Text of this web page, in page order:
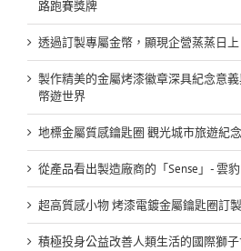
路跑賽獎牌
透過訂製專屬金幣，顯現企營蒸蒸日
製作精美的金屬烤漆徽章深具紀念意
幣遊世界
地標金屬質感鑰匙圈 觀光城市旅遊紀
從產品看出製造廠商的「Sense」- 雲
超高質感小物 烤漆電鍍金屬鑰匙圈訂製
積極投身公益改善人類生活的國際獅